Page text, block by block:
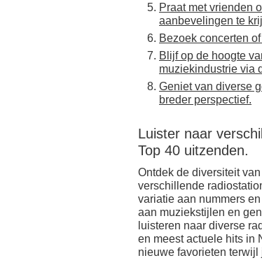
Praat met vrienden
aanbevelingen te
Bezoek concerten
Blijf op de hoogte
muziekindustrie via
Geniet van diverse
breder perspectief.
Luister naar
Top 40 uitzenden.
Ontdek de diversiteit
verschillende
variatie aan nummers
aan muziekstijlen en
luisteren naar diverse
en meest actuele hits in
nieuwe favorieten